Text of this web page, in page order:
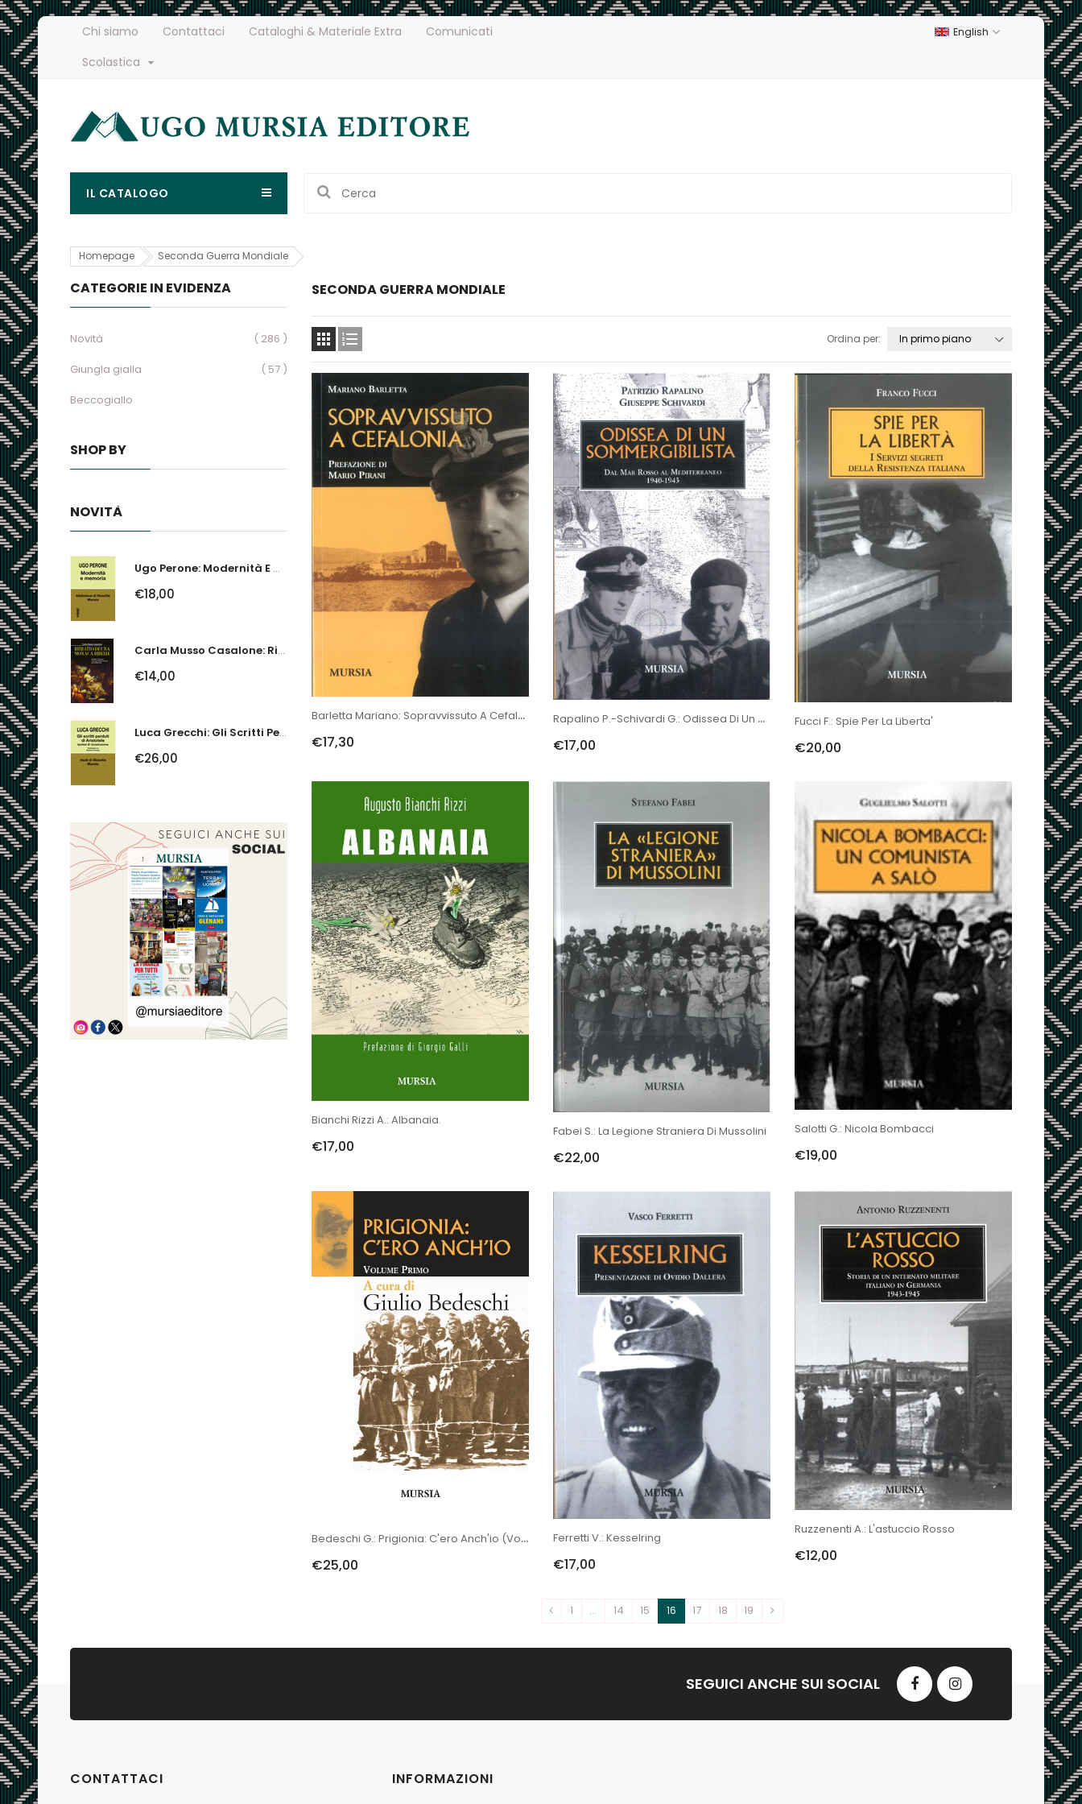
Chi siamo Contattaci Cataloghi & Materiale Extra
Comunicati
Scolastica
English
IL CATALOGO
Homepage Seconda Guerra Mondiale
CATEGORIE IN EVIDENZA
Novità
( 286 )
Giungla gialla
( 57 )
Beccogiallo
SHOP BY
NOVITÀ
Ugo Perone: Modernità E Memoria
€18,00
Carla Musso Casalone: Ritratto Di Una Monaca Ribelle. Brigida Franzone,...
€14,00
Luca Grecchi: Gli Scritti Perduti Di Aristotele. Ipotesi Di Ricostruzione
€26,00
SECONDA GUERRA MONDIALE
  Ordina per:
Barletta Mariano: Sopravvissuto A Cefalonia
€17,30
Rapalino P.-Schivardi G.: Odissea Di Un Sommergibilista
€17,00
Fucci F.: Spie Per La Liberta'
€20,00
Bianchi Rizzi A.: Albanaia.
€17,00
Fabei S.: La Legione Straniera Di Mussolini
€22,00
Salotti G.: Nicola Bombacci
€19,00
Bedeschi G.: Prigionia: C'ero Anch'io (vol.I)
€25,00
Ferretti V.: Kesselring
€17,00
Ruzzenenti A.: L'astuccio Rosso
€12,00
1 … 14 15 16 17 18 19
SEGUICI ANCHE SUI SOCIAL
CONTATTACI INFORMAZIONI